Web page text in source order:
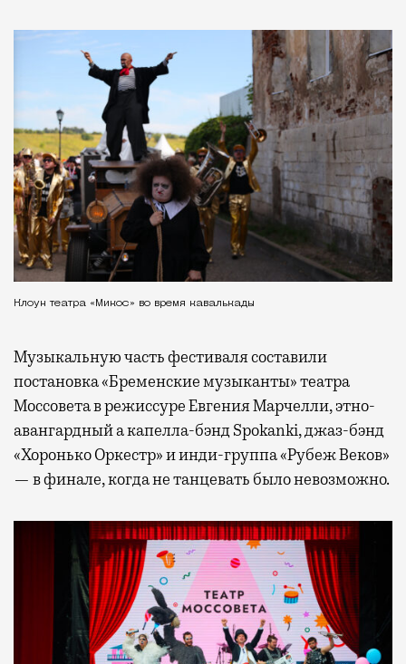
Клоун театра «Микос» во время кавалькады
Музыкальную часть фестиваля составили
постановка «Бременские музыканты» театра
Моссовета в режиссуре Евгения Марчелли, этно-
авангардный а капелла-бэнд Spokanki, джаз-бэнд
«Хоронько Оркестр» и инди-группа «Рубеж Веков»
— в финале, когда не танцевать было невозможно.